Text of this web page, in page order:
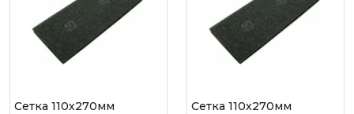
Сетка 110х270мм
Сетка 110х270мм